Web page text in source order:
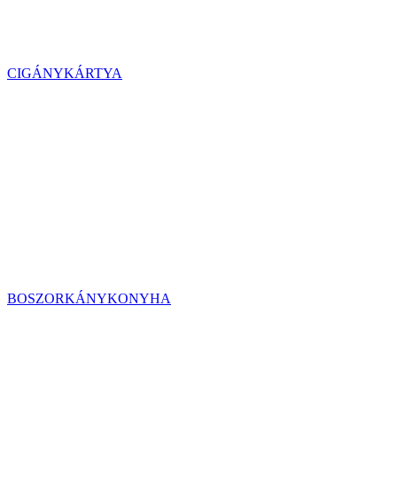
CIGÁNYKÁRTYA
BOSZORKÁNYKONYHA